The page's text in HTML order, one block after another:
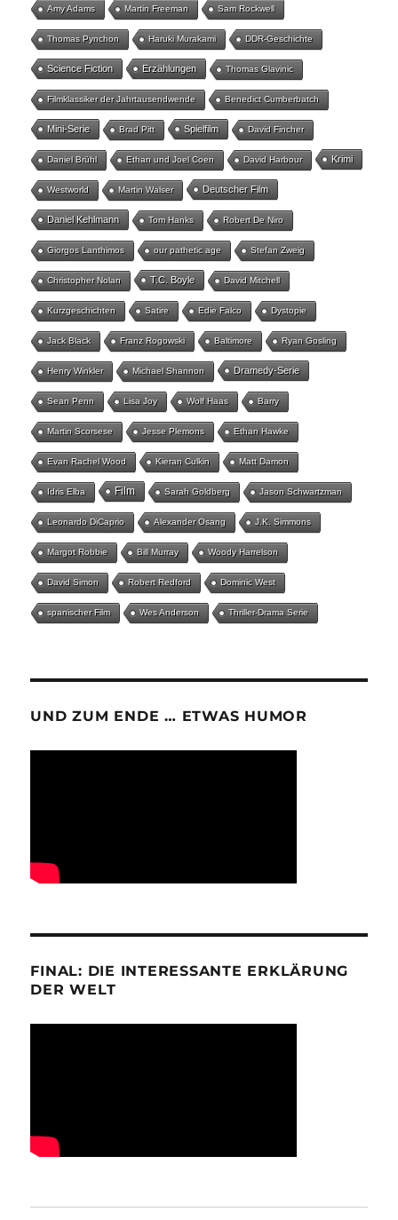
Amy Adams Martin Freeman Sam Rockwell
Thomas Pynchon Haruki Murakami DDR-Geschichte
Science Fiction Erzählungen Thomas Glavinic
Filmklassiker der Jahrtausendwende Benedict Cumberbatch
Mini-Serie Brad Pitt Spielfilm David Fincher
Daniel Brühl Ethan und Joel Coen David Harbour Krimi
Westworld Martin Walser Deutscher Film
Daniel Kehlmann Tom Hanks Robert De Niro
Giorgos Lanthimos our pathetic age Stefan Zweig
Christopher Nolan T.C. Boyle David Mitchell
Kurzgeschichten Satire Edie Falco Dystopie
Jack Black Franz Rogowski Baltimore Ryan Gosling
Henry Winkler Michael Shannon Dramedy-Serie
Sean Penn Lisa Joy Wolf Haas Barry
Martin Scorsese Jesse Plemons Ethan Hawke
Evan Rachel Wood Kieran Culkin Matt Damon
Idris Elba Film Sarah Goldberg Jason Schwartzman
Leonardo DiCaprio Alexander Osang J.K. Simmons
Margot Robbie Bill Murray Woody Harrelson
David Simon Robert Redford Dominic West
spanischer Film Wes Anderson Thriller-Drama Serie
UND ZUM ENDE … ETWAS HUMOR
FINAL: DIE INTERESSANTE ERKLÄRUNG
DER WELT